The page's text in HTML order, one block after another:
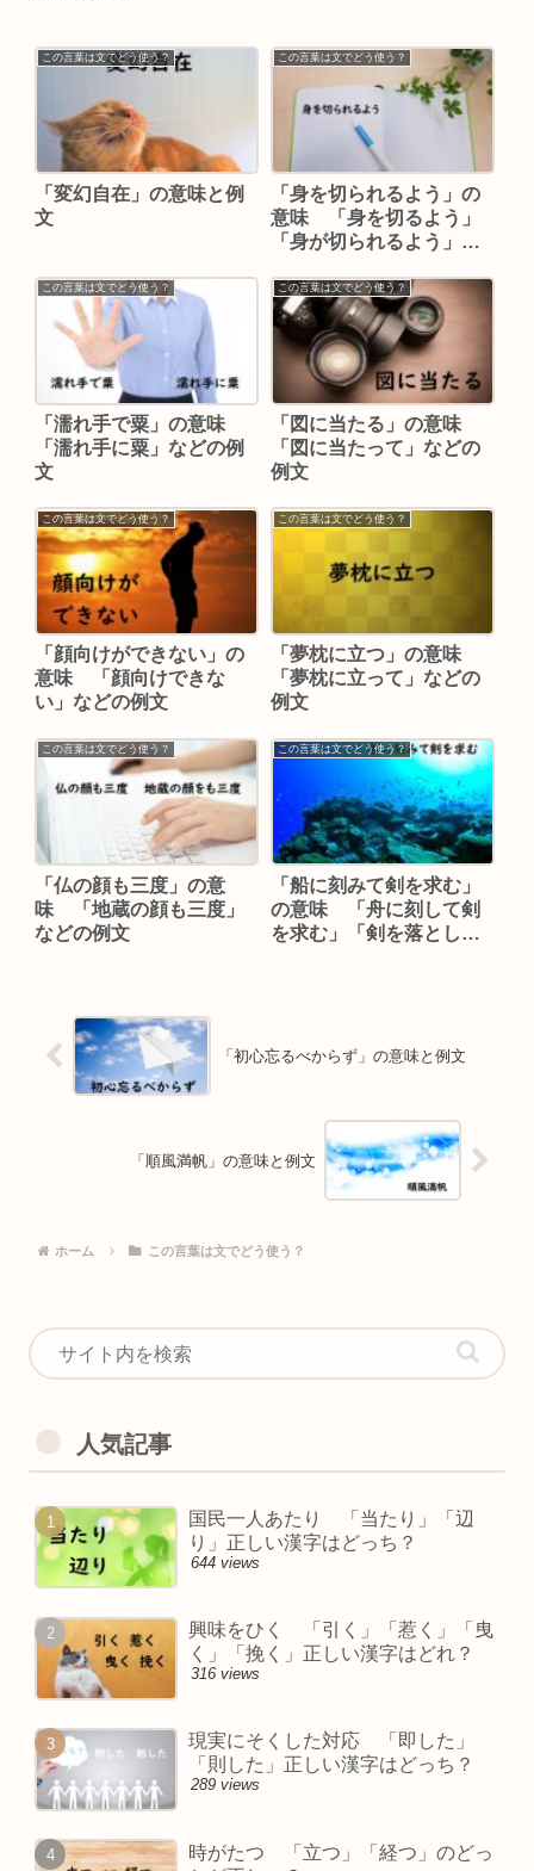
この言葉は文でどう使う？
「変幻自在」の意味と例
文
この言葉は文でどう使う？
「身を切られるよう」の
意味 「身を切るよう」
「身が切られるよう」な
この言葉は文でどう使う？
「濡れ手で粟」の意味
「濡れ手に粟」などの例
文
この言葉は文でどう使う？
「図に当たる」の意味
「図に当たって」などの
例文
この言葉は文でどう使う？
「顔向けができない」の
意味 「顔向けできな
い」などの例文
この言葉は文でどう使う？
「夢枕に立つ」の意味
「夢枕に立って」などの
例文
この言葉は文でどう使う？
「仏の顔も三度」の意
味 「地蔵の顔も三度」
などの例文
この言葉は文でどう使う？
「船に刻みて剣を求む」
の意味 「舟に刻して剣
を求む」「剣を落として
「初心忘るべからず」の意味と例文
「順風満帆」の意味と例文
ホーム この言葉は文でどう使う？
人気記事
国民一人あたり 「当たり」「辺
り」正しい漢字はどっち？
644 views
興味をひく 「引く」「惹く」「曳
く」「挽く」正しい漢字はどれ？
316 views
現実にそくした対応 「即した」
「則した」正しい漢字はどっち？
289 views
時がたつ 「立つ」「経つ」のどっ